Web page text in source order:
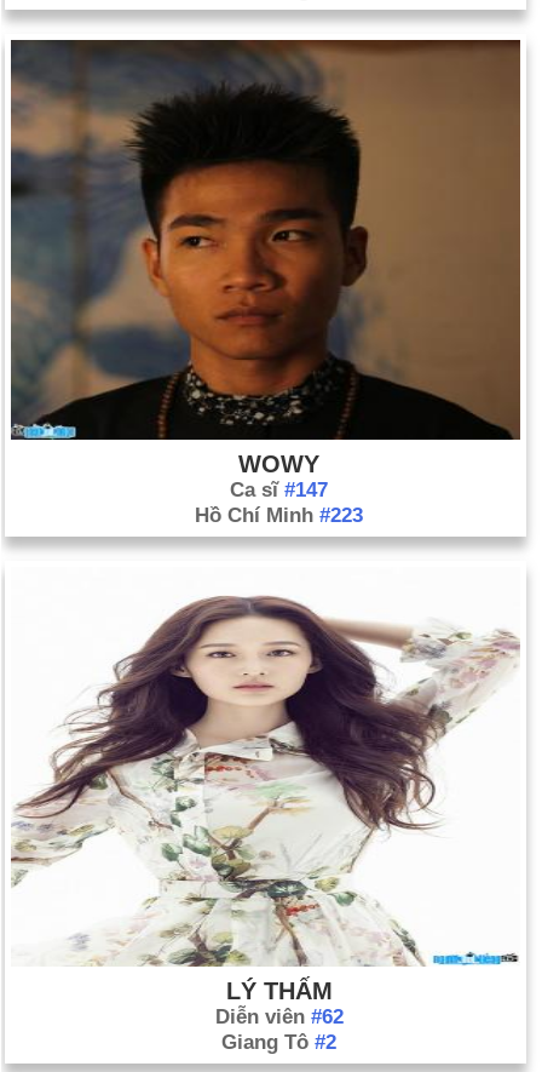
WOWY
Ca sĩ #147
Hồ Chí Minh #223
LÝ THẤM
Diễn viên #62
Giang Tô #2